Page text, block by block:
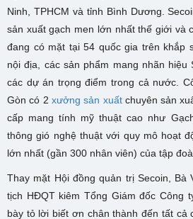
Ninh, TPHCM và tỉnh Bình Dương.
sản xuất gạch men lớn nhất thế giới và
đang có mặt tại 54 quốc gia trên khắp
nội địa, các sản phẩm mang nhãn hiệu
các dự án trọng điểm trong cả nước.
Gòn có 2 xưởng sản xuấtchuyên sản
cấp mang tính mỹ thuật cao như
thông gió nghệ thuật với quy mô hoạt
lớn nhất (gần 300 nhân viên) của tập
Thay mặt Hội đồng quản trị Secoin, Bà
tịch HĐQT kiêm Tổng Giám đốc Công
bày tỏ lời biết ơn chân thành đến tất cả